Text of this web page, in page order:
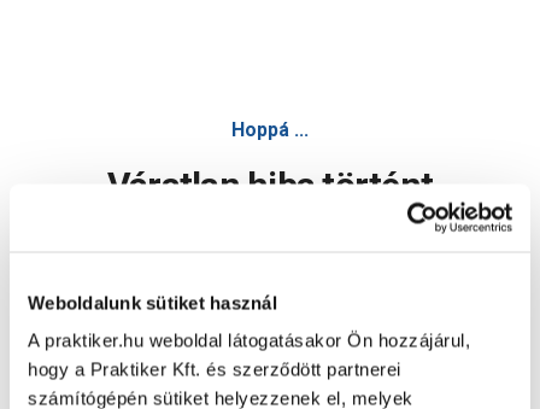
Weboldalunk sütiket használ
A praktiker.hu weboldal látogatásakor Ön hozzájárul,
hogy a Praktiker Kft. és szerződött partnerei
számítógépén sütiket helyezzenek el, melyek
Hoppá ...
Váratlan hiba történt
Oldal újratöltése